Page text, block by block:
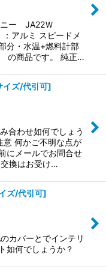
ニー JA22Ｗ
：アルミ スピードメ
分・水温+燃料計部
の商品です。 純正…
ズ/代引可]
合わせ如何でしょう
何かご不明な点が
にメールでお問合せ
換はお受け…
ズ/代引可]
カバーとでインテリ
如何でしょうか？